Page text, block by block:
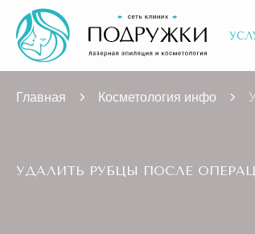
Главная Косметология инфо
УДАЛИТЬ РУБЦЫ ПОСЛЕ